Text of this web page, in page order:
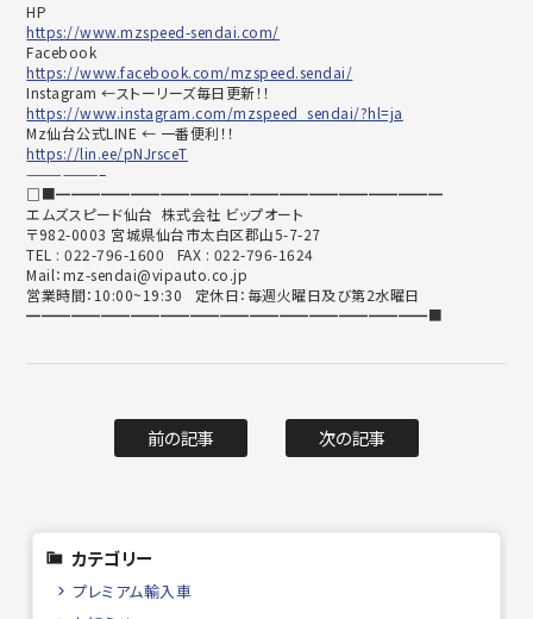
HP
https://www.mzspeed-sendai.com/
Facebook
https://www.facebook.com/mzspeed.sendai/
Instagram ←ストーリーズ毎日更新！！
https://www.instagram.com/mzspeed_sendai/?hl=ja
Mz仙台公式LINE ← 一番便利！！
https://lin.ee/pNJrsceT
——————–
□■━━━━━━━━━━━━━━━━━━━━━━━━━━
エムズスピード仙台 株式会社 ビップオート
〒982-0003 宮城県仙台市太白区郡山5-7-27
TEL : 022-796-1600 FAX : 022-796-1624
Mail：mz-sendai@vipauto.co.jp
営業時間：10:00~19:30 定休日：毎週火曜日及び第2水曜日
━━━━━━━━━━━━━━━━━━━━━━━━━━━■
前の記事 次の記事
カテゴリー
プレミアム輸入車